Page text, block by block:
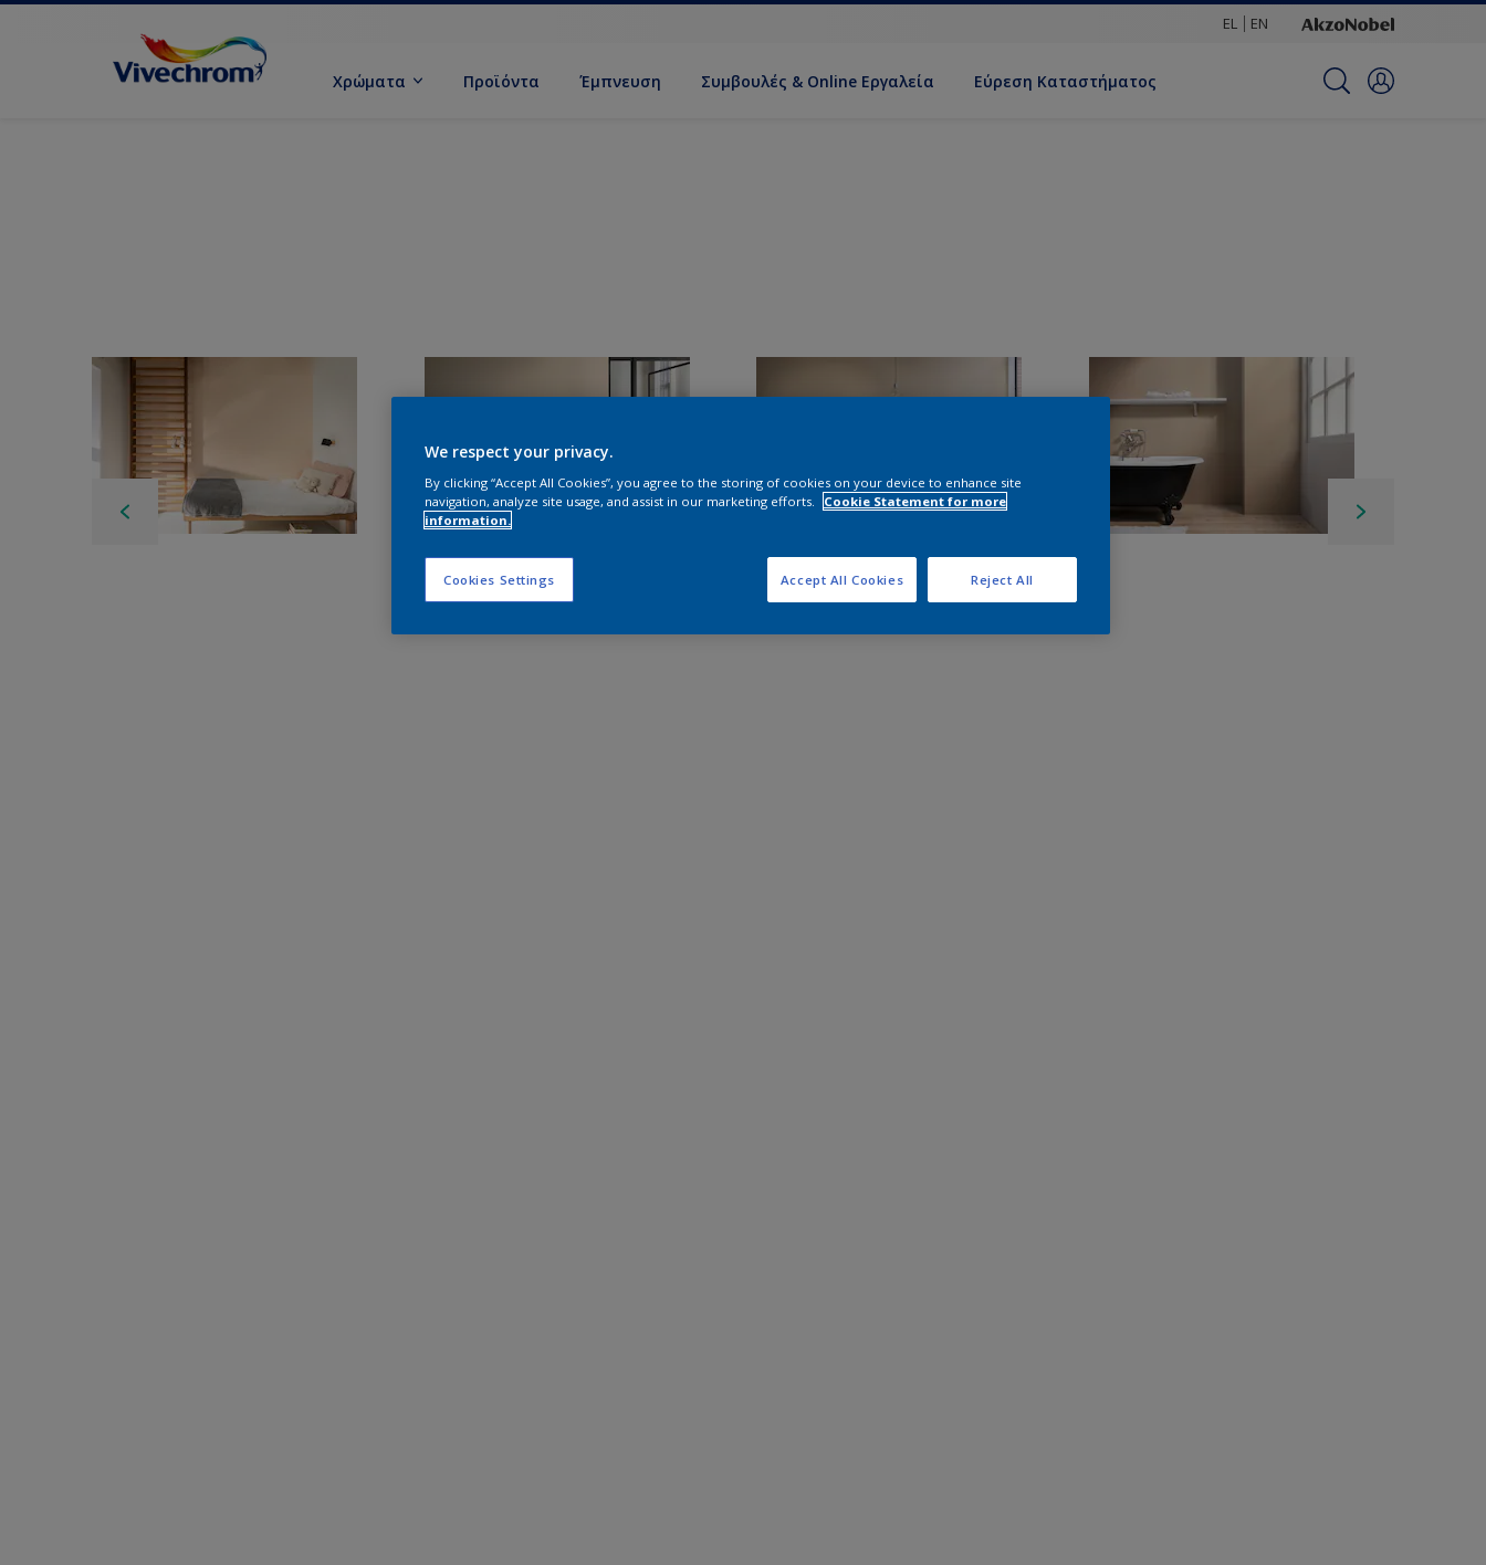
EL EN
Χρώματα Προϊόντα Έμπνευση Συμβουλές & Online Εργαλεία Εύρεση Καταστήματος
We respect your privacy.
By clicking “Accept All Cookies”, you agree to the storing of cookies on your device to enhance site
navigation, analyze site usage, and assist in our marketing efforts.
Cookie Statement for more
information.
Cookies Settings Reject All
Accept All Cookies